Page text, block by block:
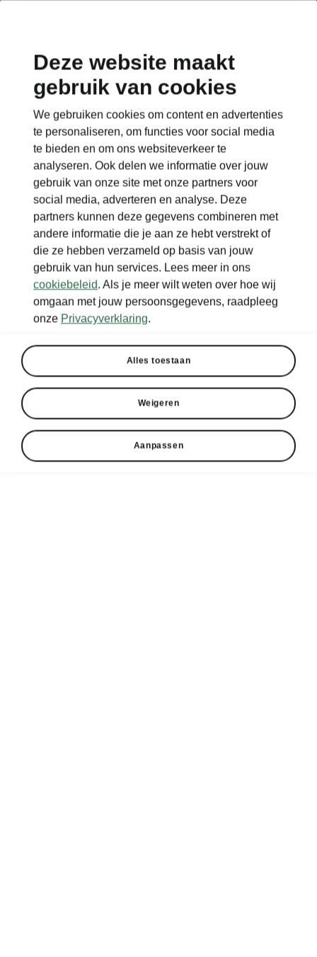
Deze website maakt
gebruik van cookies
We gebruiken cookies om content en advertenties
te personaliseren, om functies voor social media
te bieden en om ons websiteverkeer te
analyseren. Ook delen we informatie over jouw
gebruik van onze site met onze partners voor
social media, adverteren en analyse. Deze
partners kunnen deze gegevens combineren met
andere informatie die je aan ze hebt verstrekt of
die ze hebben verzameld op basis van jouw
gebruik van hun services. Lees meer in ons
cookiebeleid. Als je meer wilt weten over hoe wij
omgaan met jouw persoonsgegevens, raadpleeg
onze Privacyverklaring.
Alles toestaan
Weigeren
Aanpassen